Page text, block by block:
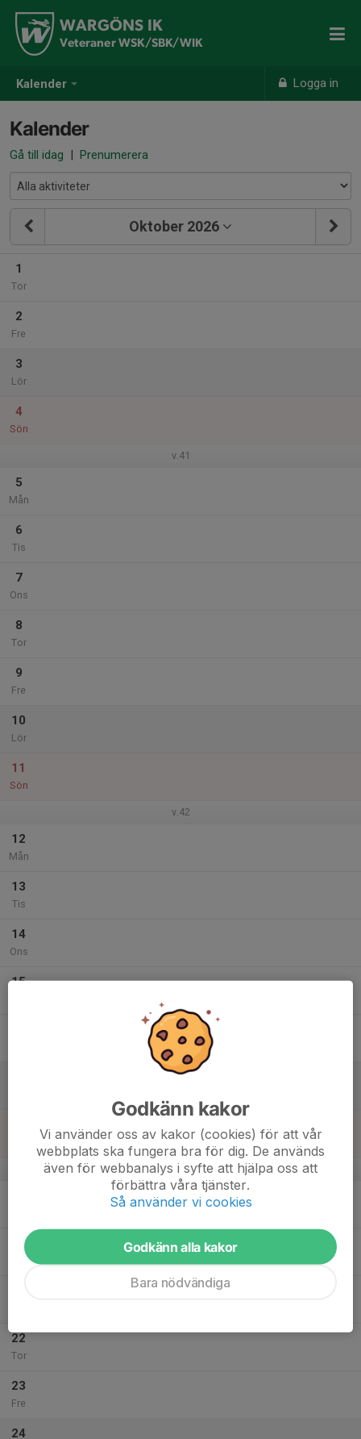
Kalender Logga in
WARGÖNS IK
Veteraner WSK/SBK/WIK
Kalender
Gå till idag | Prenumerera
Oktober 2026
1
Tor
2
Fre
3
Lör
4
Sön
v.41
5
Mån
6
Tis
7
Ons
8
Tor
9
Fre
10
Lör
11
Sön
v.42
12
Mån
13
Tis
14
Ons
15
v.43
20
22
Tor
23
Fre
24
Godkänn kakor
Vi använder oss av kakor (cookies) för att vår
webbplats ska fungera bra för dig. De används
även för webbanalys i syfte att hjälpa oss att
förbättra våra tjänster.
Så använder vi cookies
Godkänn alla kakor
Bara nödvändiga